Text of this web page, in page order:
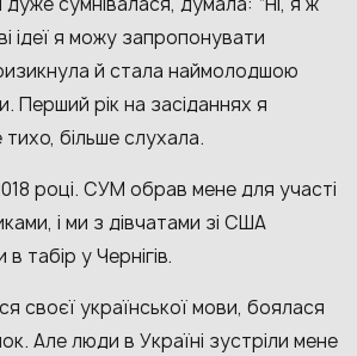
ідеї я можу запропонувати
й стала наймолодшою
Перший рік на засіданнях я
більше слухала.
році. СУМ обрав мене для участі
і ми з дівчатами зі США
табір у Чернігів.
своєї української мови, боялася
Але люди в Україні зустріли мене